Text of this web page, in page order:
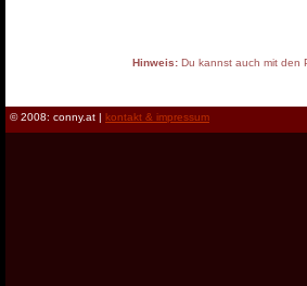
Hinweis:Du kannst auch mit den
© 2008: conny.at | kontakt & impressum